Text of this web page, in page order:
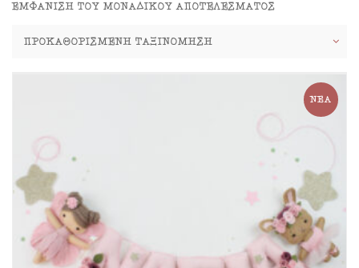
ΕΜΦΆΝΙΣΗ ΤΟΥ ΜΟΝΑΔΙΚΟΎ ΑΠΟΤΕΛΈΣΜΑΤΟΣ
ΝΈΑ